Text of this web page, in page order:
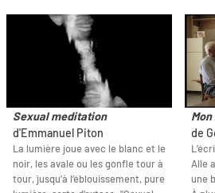
Sexual meditation
d'Emmanuel Piton
La lumière joue avec le blanc et le
noir, les avale ou les gonfle tour à
tour, jusqu’à l’éblouissement, pure
de
Alle
une